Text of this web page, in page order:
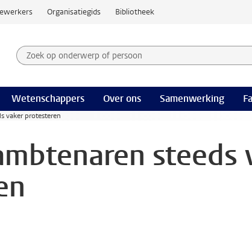
Organisatiegids Bibliotheek
Zoek op onderwerp of persoon en selecteer
Zoekterm
Wetenschappers Over ons Samenwerking
vaker protesteren
steeds